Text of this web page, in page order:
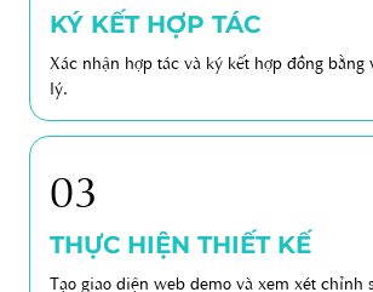
KÝ KẾT HỢP TÁC
Xác nhận hợp tác và ký kết hợp đồng bằng
lý.
03
THỰC HIỆN THIẾT KẾ
Tạo giao diện web demo và xem xét chỉnh